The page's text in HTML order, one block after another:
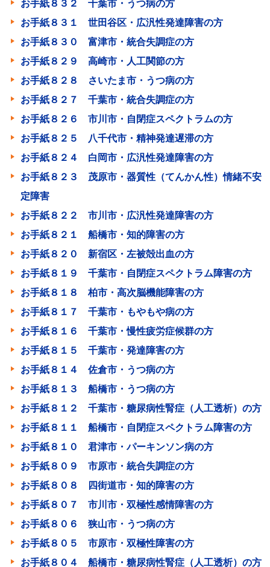
お手紙８３２ 千葉市・うつ病の方
お手紙８３１ 世田谷区・広汎性発達障害の方
お手紙８３０ 富津市・統合失調症の方
お手紙８２９ 高崎市・人工関節の方
お手紙８２８ さいたま市・うつ病の方
お手紙８２７ 千葉市・統合失調症の方
お手紙８２６ 市川市・自閉症スペクトラムの方
お手紙８２５ 八千代市・精神発達遅滞の方
お手紙８２４ 白岡市・広汎性発達障害の方
お手紙８２３ 茂原市・器質性（てんかん性）情緒不安
定障害
お手紙８２２ 市川市・広汎性発達障害の方
お手紙８２１ 船橋市・知的障害の方
お手紙８２０ 新宿区・左被殻出血の方
お手紙８１９ 千葉市・自閉症スペクトラム障害の方
お手紙８１８ 柏市・高次脳機能障害の方
お手紙８１７ 千葉市・もやもや病の方
お手紙８１６ 千葉市・慢性疲労症候群の方
お手紙８１５ 千葉市・発達障害の方
お手紙８１４ 佐倉市・うつ病の方
お手紙８１３ 船橋市・うつ病の方
お手紙８１２ 千葉市・糖尿病性腎症（人工透析）の方
お手紙８１１ 船橋市・自閉症スペクトラム障害の方
お手紙８１０ 君津市・パーキンソン病の方
お手紙８０９ 市原市・統合失調症の方
お手紙８０８ 四街道市・知的障害の方
お手紙８０７ 市川市・双極性感情障害の方
お手紙８０６ 狭山市・うつ病の方
お手紙８０５ 市原市・双極性障害の方
お手紙８０４ 船橋市・糖尿病性腎症（人工透析）の方